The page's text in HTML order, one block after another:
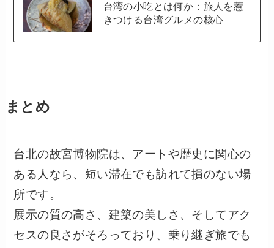
台湾の小吃とは何か：旅人を惹
きつける台湾グルメの核心
まとめ
台北の故宮博物院は、アートや歴史に関心の
ある人なら、短い滞在でも訪れて損のない場
所です。
展示の質の高さ、建築の美しさ、そしてアク
セスの良さがそろっており、乗り継ぎ旅でも